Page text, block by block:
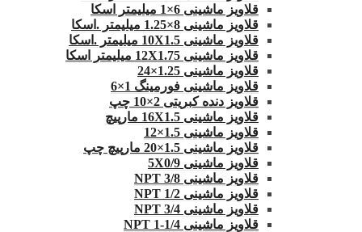
قلاویز ماشینی 6×1 میلیمتر اسکا
قلاویز ماشینی 8×1.25 میلیمتر .اسکا
قلاویز ماشینی 10X1.5 میلیمتر .اسکا
قلاویز ماشینی 12X1.75 میلیمتر اسکا
قلاویز ماشینی 1.25×24
قلاویز ماشینی فورمینگ 1×6
قلاویز دنده کبریتی 2×10 چپ
قلاویز ماشینی 16X1.5 مارپیچ
قلاویز ماشینی 1.5×12
قلاویز ماشینی 1.5×20 مارپیچ چپ
قلاویز ماشینی 5X0/9
قلاویز ماشینی 3/8 NPT
قلاویز ماشینی 1/2 NPT
قلاویز ماشینی 3/4 NPT
قلاویز ماشینی 1/4-1 NPT